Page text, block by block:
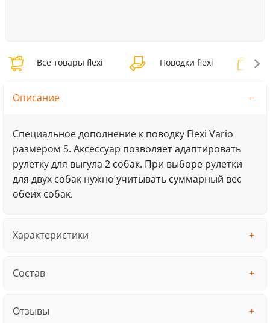
Все товары flexi Поводки flexi
Описание
Специальное дополнение к поводку Flexi Vario
размером S. Аксессуар позволяет адаптировать
рулетку для выгула 2 собак. При выборе рулетки
для двух собак нужно учитывать суммарный вес
обеих собак.
Характеристики
Состав
Отзывы